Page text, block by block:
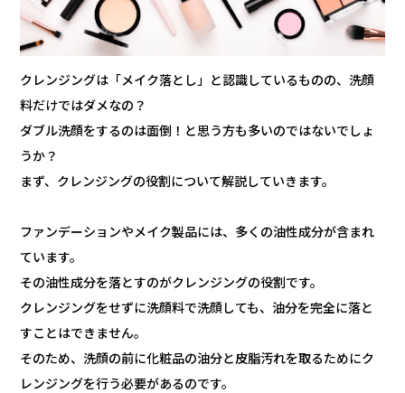
クレンジングは「メイク落とし」と認識しているものの、洗顔
料だけではダメなの？
ダブル洗顔をするのは面倒！と思う方も多いのではないでしょ
うか？
まず、クレンジングの役割について解説していきます。
ファンデーションやメイク製品には、多くの油性成分が含まれ
ています。
その油性成分を落とすのがクレンジングの役割です。
クレンジングをせずに洗顔料で洗顔しても、油分を完全に落と
すことはできません。
そのため、洗顔の前に化粧品の油分と皮脂汚れを取るためにク
レンジングを行う必要があるのです。